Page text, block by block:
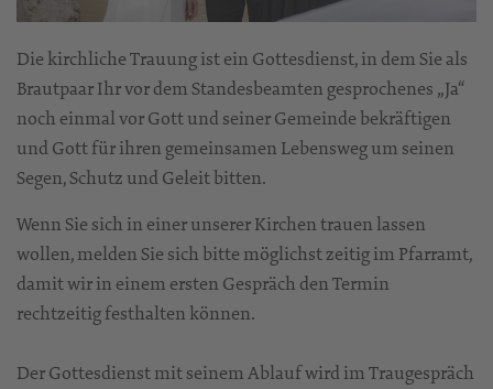
Die kirchliche Trauung ist ein Gottesdienst, in dem Sie als
Brautpaar Ihr vor dem Standesbeamten gesprochenes „Ja“
noch einmal vor Gott und seiner Gemeinde bekräftigen
und Gott für ihren gemeinsamen Lebensweg um seinen
Segen, Schutz und Geleit bitten.
Wenn Sie sich in einer unserer Kirchen trauen lassen
wollen, melden Sie sich bitte möglichst zeitig im Pfarramt,
damit wir in einem ersten Gespräch den Termin
rechtzeitig festhalten können.
Der Gottesdienst mit seinem Ablauf wird im Traugespräch